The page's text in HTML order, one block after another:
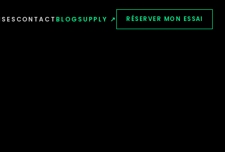
CONTACT BLOG SUPPLY ↗ RÉSERVER MON ESSAI